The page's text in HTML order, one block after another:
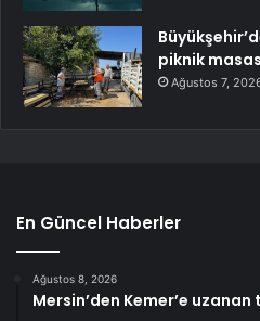
piknik
Ağustos 7,
En Güncel Haberler
Ağustos 8, 2026
Mersin’den Kemer’e